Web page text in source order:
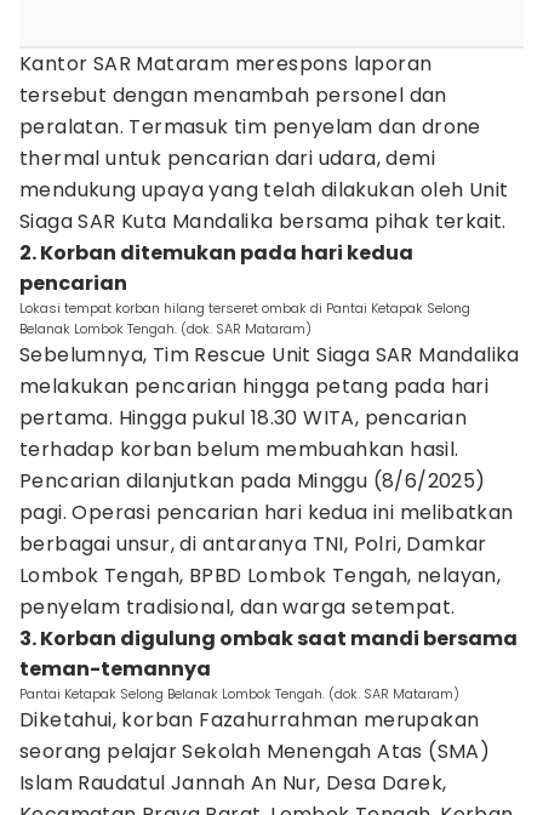
Kantor SAR Mataram merespons laporan
tersebut dengan menambah personel dan
peralatan. Termasuk tim penyelam dan drone
thermal untuk pencarian dari udara, demi
mendukung upaya yang telah dilakukan oleh Unit
Siaga SAR Kuta Mandalika bersama pihak terkait.
2. Korban ditemukan pada hari kedua
pencarian
Lokasi tempat korban hilang terseret ombak di Pantai Ketapak Selong
Belanak Lombok Tengah. (dok. SAR Mataram)
Sebelumnya, Tim Rescue Unit Siaga SAR Mandalika
melakukan pencarian hingga petang pada hari
pertama. Hingga pukul 18.30 WITA, pencarian
terhadap korban belum membuahkan hasil.
Pencarian dilanjutkan pada Minggu (8/6/2025)
pagi. Operasi pencarian hari kedua ini melibatkan
berbagai unsur, di antaranya TNI, Polri, Damkar
Lombok Tengah, BPBD Lombok Tengah, nelayan,
penyelam tradisional, dan warga setempat.
3. Korban digulung ombak saat mandi bersama
teman-temannya
Pantai Ketapak Selong Belanak Lombok Tengah. (dok. SAR Mataram)
Diketahui, korban Fazahurrahman merupakan
seorang pelajar Sekolah Menengah Atas (SMA)
Islam Raudatul Jannah An Nur, Desa Darek,